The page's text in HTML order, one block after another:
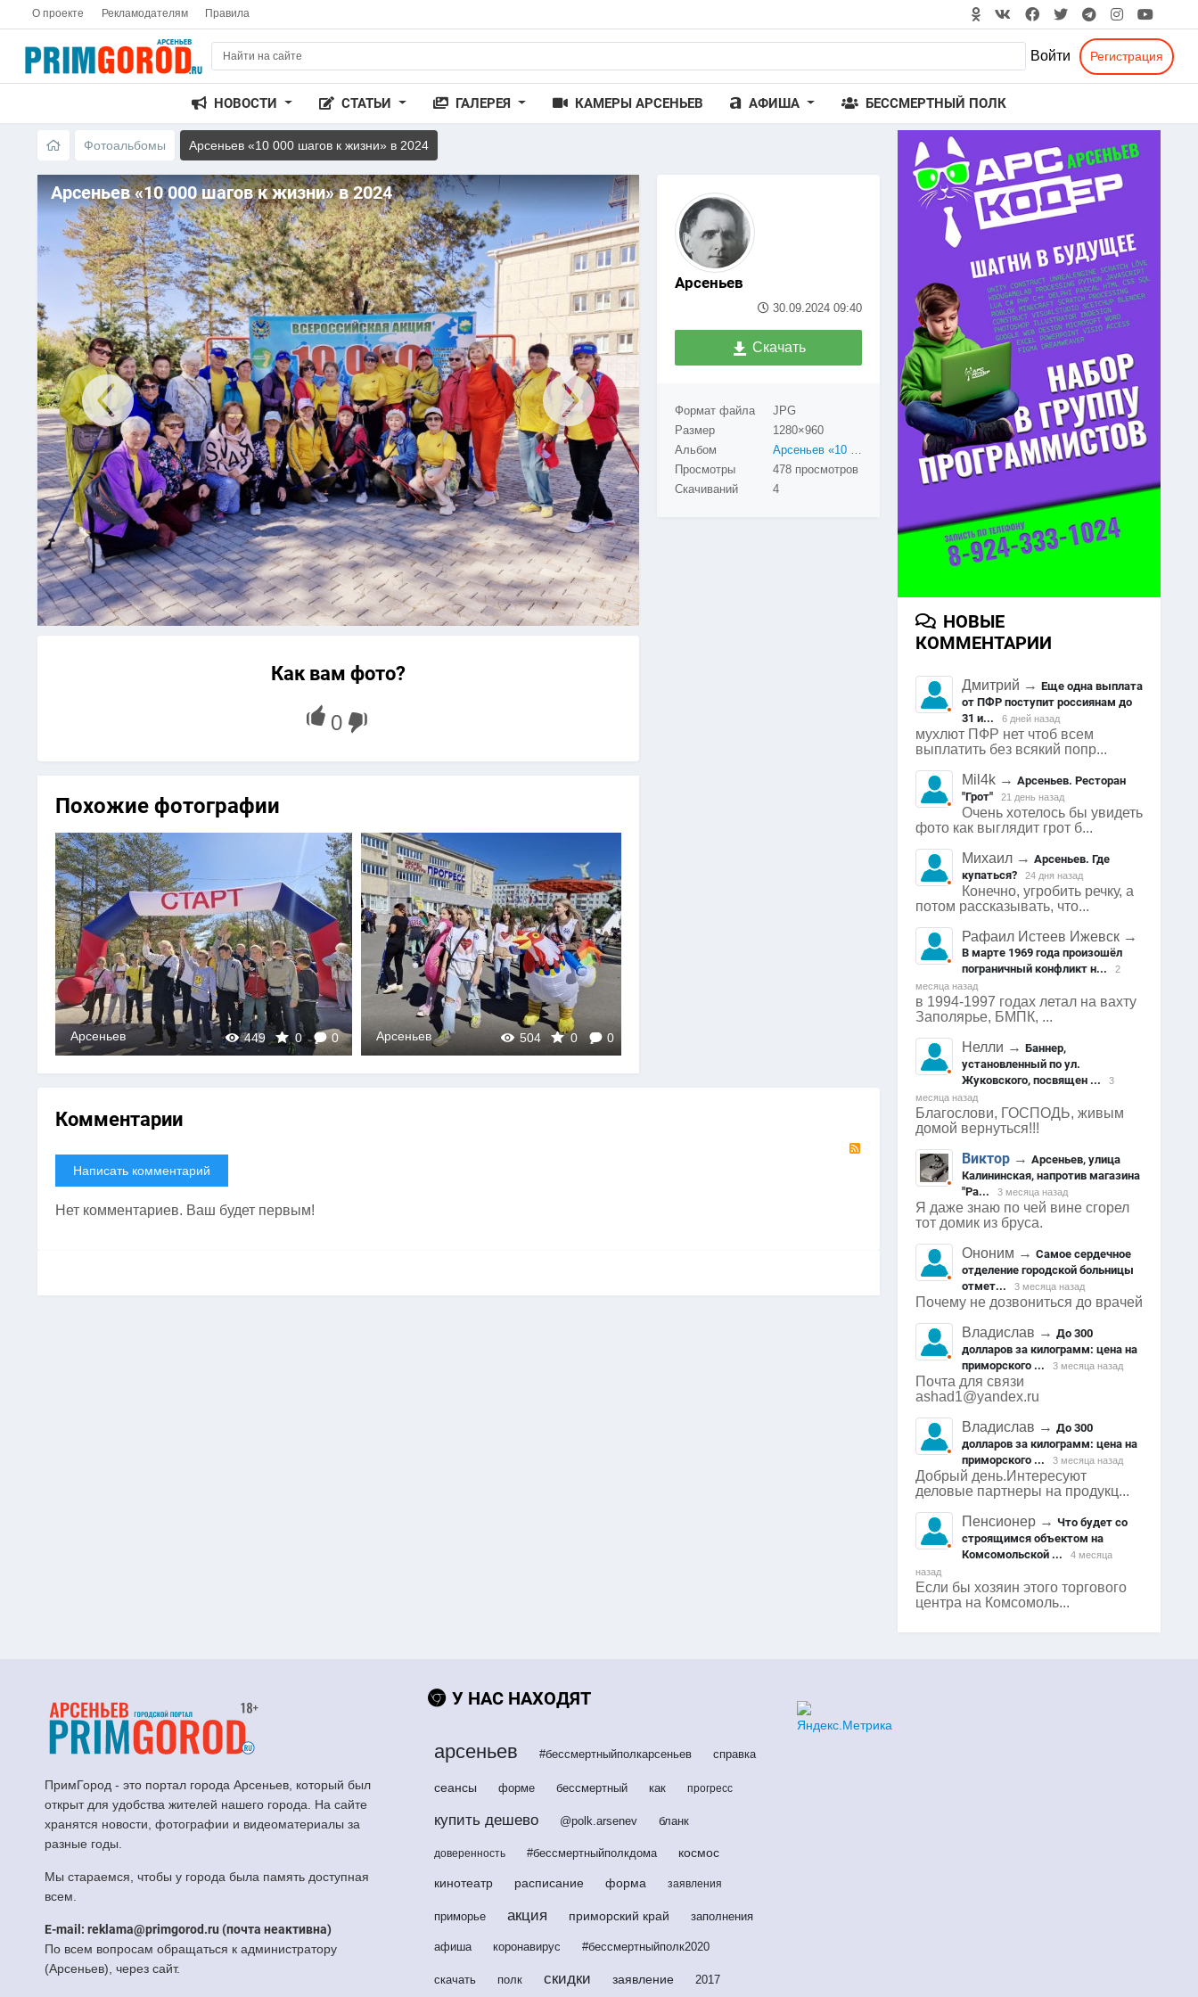
О проекте Рекламодателям Правила
Войти Регистрация
НОВОСТИ СТАТЬИ ГАЛЕРЕЯ КАМЕРЫ АРСЕНЬЕВ АФИША БЕССМЕРТНЫЙ ПОЛК
Фотоальбомы Арсеньев «10 000 шагов к жизни» в 2024
Арсеньев «10 000 шагов к жизни» в 2024
Как вам фото?
Похожие фотографии
449 0 0
Арсеньев 504 0 0
Арсеньев 0
Арсеньев
30.09.2024 09:40
Скачать
Формат файла
JPG
Размер
1280×960
Альбом
Арсеньев «10 000 шагов к жизни» в 2024
Просмотры
478 просмотров
Скачиваний
4
Комментарии
Написать комментарий
Нет комментариев. Ваш будет первым!
НОВЫЕ
КОММЕНТАРИИ
Дмитрий →Еще одна выплата
от ПФР поступит россиянам до
31 и...
6 дней назад
мухлют ПФР нет чтоб всем
выплатить без всякий попр...
Mil4k →Арсеньев. Ресторан
"Грот"
21 день назад
Очень хотелось бы увидеть
фото как выглядит грот б...
Михаил →Арсеньев. Где
купаться?
24 дня назад
Конечно, угробить речку, а
потом рассказывать, что...
Рафаил Истеев Ижевск →
В марте 1969 года произошёл
пограничный конфликт н...
2
месяца назад
в 1994-1997 годах летал на вахту
Заполярье, БМПК, ...
Нелли →Баннер,
установленный по ул.
Жуковского, посвящен ...
3
месяца назад
Благослови, ГОСПОДЬ, живым
домой вернуться!!!
Виктор →Арсеньев, улица
Калининская, напротив магазина
"Ра...
3 месяца назад
Я даже знаю по чей вине сгорел
тот домик из бруса.
Ононим →Самое сердечное
отделение городской больницы
отмет...
3 месяца назад
Почему не дозвониться до врачей
Владислав →До 300
долларов за килограмм: цена на
приморского ...
3 месяца назад
Почта для связи
ashad1@yandex.ru
Владислав →До 300
долларов за килограмм: цена на
приморского ...
3 месяца назад
Добрый день.Интересуют
деловые партнеры на продукц...
Пенсионер →Что будет со
строящимся объектом на
Комсомольской ...
4 месяца
назад
Если бы хозяин этого торгового
центра на Комсомоль...
ПримГород - это портал города Арсеньев, который был
открыт для удобства жителей нашего города. На сайте
хранятся новости, фотографии и видеоматериалы за
разные годы.
Мы стараемся, чтобы у города была память доступная
всем.
E-mail: reklama@primgorod.ru (почта неактивна)
По всем вопросам обращаться к администратору
(Арсеньев), через сайт.
У НАС НАХОДЯТ
арсеньев #бессмертныйполкарсеньев справка
сеансы форме бессмертный как прогресс
купить дешево @polk.arsenev бланк
доверенность #бессмертныйполкдома космос
кинотеатр расписание форма заявления
приморье акция приморский край заполнения
афиша коронавирус #бессмертныйполк2020
скачать полк скидки заявление 2017